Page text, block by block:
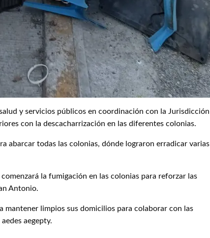
y servicios públicos en coordinación con la Jurisdicción
con la descacharrización en las diferentes colonias.
abarcar todas las colonias, dónde lograron erradicar varias
la fumigación en las colonias para reforzar las
Antonio.
mantener limpios sus domicilios para colaborar con las
aegepty.